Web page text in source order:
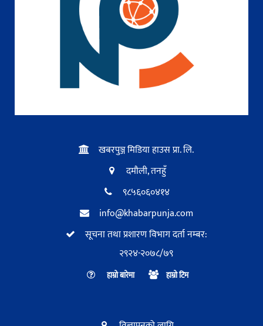
खबरपुञ्ज मिडिया हाउस प्रा. लि.
दमौली, तनहुँ
९८५६०६०४१४
info@khabarpunja.com
सूचना तथा प्रशारण विभाग दर्ता नम्बर:
२९२४-२०७८/७९
हाम्रो बारेमा हाम्रो टिम